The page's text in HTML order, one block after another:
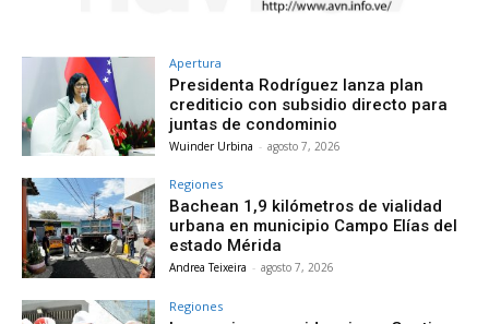
Apertura
Presidenta Rodríguez lanza plan
crediticio con subsidio directo para
juntas de condominio
Wuinder Urbina - agosto 7, 2026
Regiones
Bachean 1,9 kilómetros de vialidad
urbana en municipio Campo Elías del
estado Mérida
Andrea Teixeira - agosto 7, 2026
Regiones